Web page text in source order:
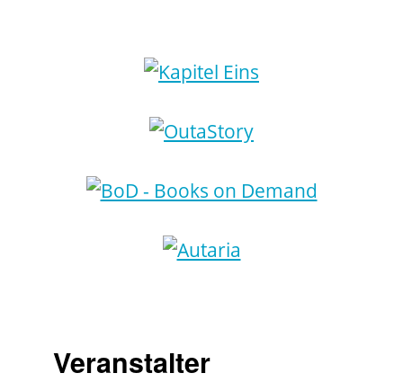
Veranstalter